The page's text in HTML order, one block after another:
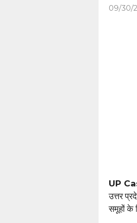
09/30/
UP
उत्तर
समूहों के